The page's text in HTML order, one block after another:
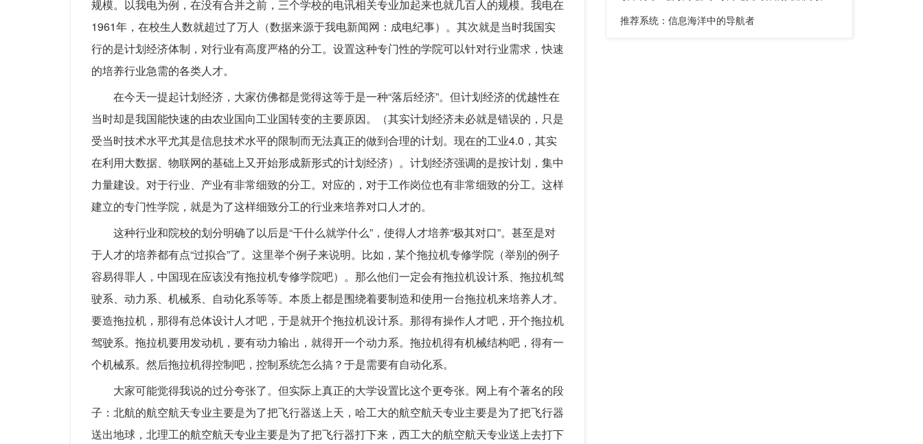
规模。以我电为例，在没有合并之前，三个学校的电讯相关专业加起来也就几百人的规模。我电在
1961年，在校生人数就超过了万人（数据来源于我电新闻网：成电纪事）。其次就是当时我国实
行的是计划经济体制，对行业有高度严格的分工。设置这种专门性的学院可以针对行业需求，快速
的培养行业急需的各类人才。
在今天一提起计划经济，大家仿佛都是觉得这等于是一种“落后经济”。但计划经济的优越性在
当时却是我国能快速的由农业国向工业国转变的主要原因。（其实计划经济未必就是错误的，只是
受当时技术水平尤其是信息技术水平的限制而无法真正的做到合理的计划。现在的工业4.0，其实
在利用大数据、物联网的基础上又开始形成新形式的计划经济）。计划经济强调的是按计划，集中
力量建设。对于行业、产业有非常细致的分工。对应的，对于工作岗位也有非常细致的分工。这样
建立的专门性学院，就是为了这样细致分工的行业来培养对口人才的。
这种行业和院校的划分明确了以后是“干什么就学什么”，使得人才培养“极其对口”。甚至是对
于人才的培养都有点“过拟合”了。这里举个例子来说明。比如，某个拖拉机专修学院（举别的例子
容易得罪人，中国现在应该没有拖拉机专修学院吧）。那么他们一定会有拖拉机设计系、拖拉机驾
驶系、动力系、机械系、自动化系等等。本质上都是围绕着要制造和使用一台拖拉机来培养人才。
要造拖拉机，那得有总体设计人才吧，于是就开个拖拉机设计系。那得有操作人才吧，开个拖拉机
驾驶系。拖拉机要用发动机，要有动力输出，就得开一个动力系。拖拉机得有机械结构吧，得有一
个机械系。然后拖拉机得控制吧，控制系统怎么搞？于是需要有自动化系。
大家可能觉得我说的过分夸张了。但实际上真正的大学设置比这个更夸张。网上有个著名的段
子：北航的航空航天专业主要是为了把飞行器送上天，哈工大的航空航天专业主要是为了把飞行器
送出地球，北理工的航空航天专业主要是为了把飞行器打下来，西工大的航空航天专业送上去打下
推荐系统：信息海洋中的导航者